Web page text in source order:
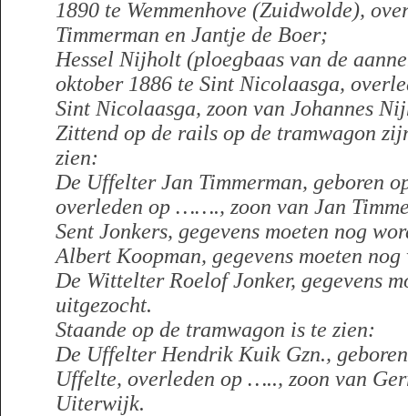
1890 te Wemmenhove (Zuidwolde),
Timmerman en Jantje de Boer;
Hessel Nijholt (ploegbaas van de
oktober 1886 te Sint Nicolaasga,
Sint Nicolaasga, zoon van Johannes
Zittend op de rails op de tramwagon
zien:
De Uffelter Jan Timmerman, geboren
overleden op ……., zoon van Jan
Sent Jonkers, gegevens moeten nog
Albert Koopman, gegevens moeten
De Wittelter Roelof Jonker, gegevens
uitgezocht.
Staande op de tramwagon is te zien:
De Uffelter Hendrik Kuik Gzn.,
Uffelte, overleden op ….., zoon van
Uiterwijk.